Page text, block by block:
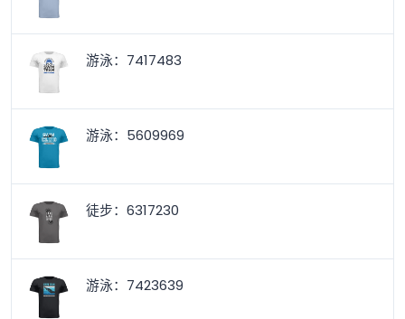
游泳：7417483
游泳：5609969
徒步：6317230
游泳：7423639